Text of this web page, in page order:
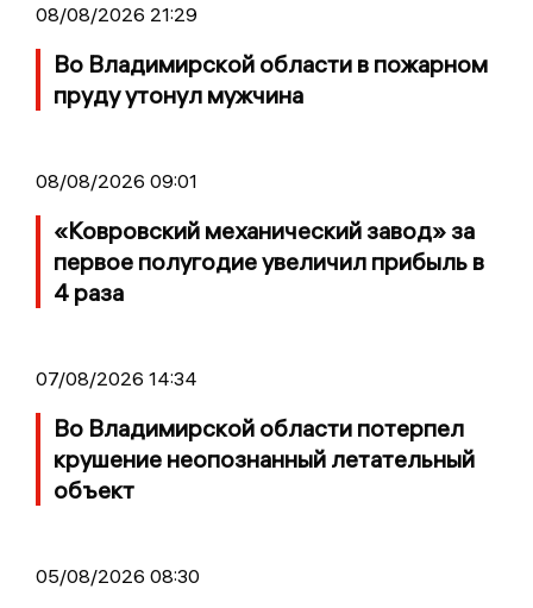
08/08/2026 21:29
Во Владимирской области в пожарном
пруду утонул мужчина
08/08/2026 09:01
«Ковровский механический завод» за
первое полугодие увеличил прибыль в
4 раза
07/08/2026 14:34
Во Владимирской области потерпел
крушение неопознанный летательный
объект
05/08/2026 08:30